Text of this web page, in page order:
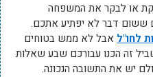
או לבקר את המשפחה
ששום דבר לא יפתיע אתכם.
לחו"ל אבל לא ממש בטוחים
זה הכנו עבורכם שבע שאלות
יש את התשובה הנכונה.